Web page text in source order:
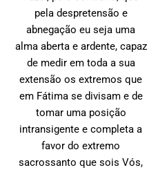
pela despretensão e
abnegação eu seja uma
alma aberta e ardente, capaz
de medir em toda a sua
extensão os extremos que
em Fátima se divisam e de
tomar uma posição
intransigente e completa a
favor do extremo
sacrossanto que sois Vós,